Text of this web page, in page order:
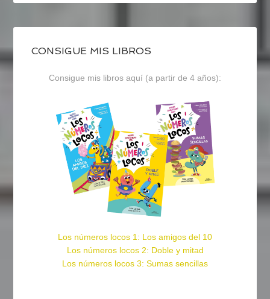
CONSIGUE MIS LIBROS
Consigue mis libros aquí (a partir de 4 años):
Los números locos 1: Los amigos del 10
Los números locos 2: Doble y mitad
Los números locos 3: Sumas sencillas